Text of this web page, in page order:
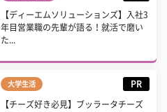
【ディーエムソリューションズ】入社3
年目営業職の先輩が語る！就活で磨い
た...
大学生活 PR
【チーズ好き必見】ブッラータチーズ